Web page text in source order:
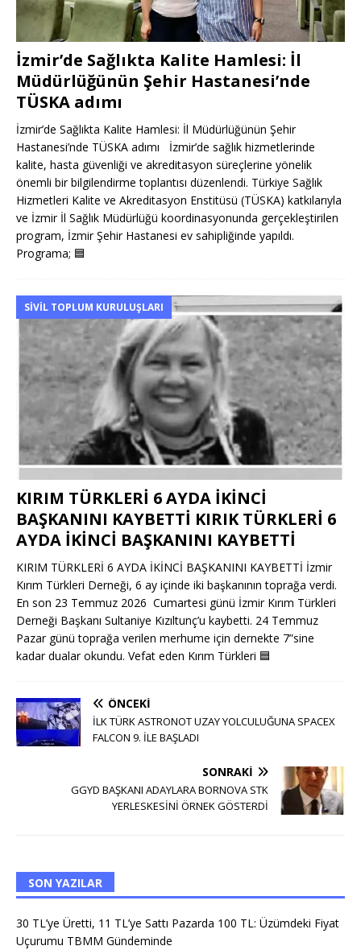
İzmir’de Sağlıkta Kalite Hamlesi: İl
Müdürlüğünün Şehir Hastanesi’nde
TÜSKA adımı
İzmir’de Sağlıkta Kalite Hamlesi: İl Müdürlüğünün Şehir
Hastanesi’nde TÜSKA adımı İzmir’de sağlık hizmetlerinde
kalite, hasta güvenliği ve akreditasyon süreçlerine yönelik
önemli bir bilgilendirme toplantısı düzenlendi. Türkiye Sağlık
Hizmetleri Kalite ve Akreditasyon Enstitüsü (TÜSKA) katkılarıyla
ve İzmir İl Sağlık Müdürlüğü koordinasyonunda gerçekleştirilen
program, İzmir Şehir Hastanesi ev sahipliğinde yapıldı.
Programa; 🟦
SIVIL TOPLUM KURULUŞLARI
KIRIM TÜRKLERİ 6 AYDA İKİNCİ
BAŞKANINI KAYBETTİ KIRIK TÜRKLERİ 6
AYDA İKİNCİ BAŞKANINI KAYBETTİ
KIRIM TÜRKLERİ 6 AYDA İKİNCİ BAŞKANINI KAYBETTİ İzmir
Kırım Türkleri Derneği, 6 ay içinde iki başkanının toprağa verdi.
En son 23 Temmuz 2026 Cumartesi günü İzmir Kırım Türkleri
Derneği Başkanı Sultaniye Kızıltunç’u kaybetti. 24 Temmuz
Pazar günü toprağa verilen merhume için dernekte 7”sine
kadar dualar okundu. Vefat eden Kırım Türkleri 🟦
ÖNCEKI
İLK TÜRK ASTRONOT UZAY YOLCULUĞUNA SPACEX
FALCON 9. İLE BAŞLADI
SONRAKI
GGYD BAŞKANI ADAYLARA BORNOVA STK
YERLESKESİNİ ÖRNEK GÖSTERDİ
SON YAZILAR
30 TL’ye Üretti, 11 TL’ye Sattı Pazarda 100 TL: Üzümdeki Fiyat
Uçurumu TBMM Gündeminde